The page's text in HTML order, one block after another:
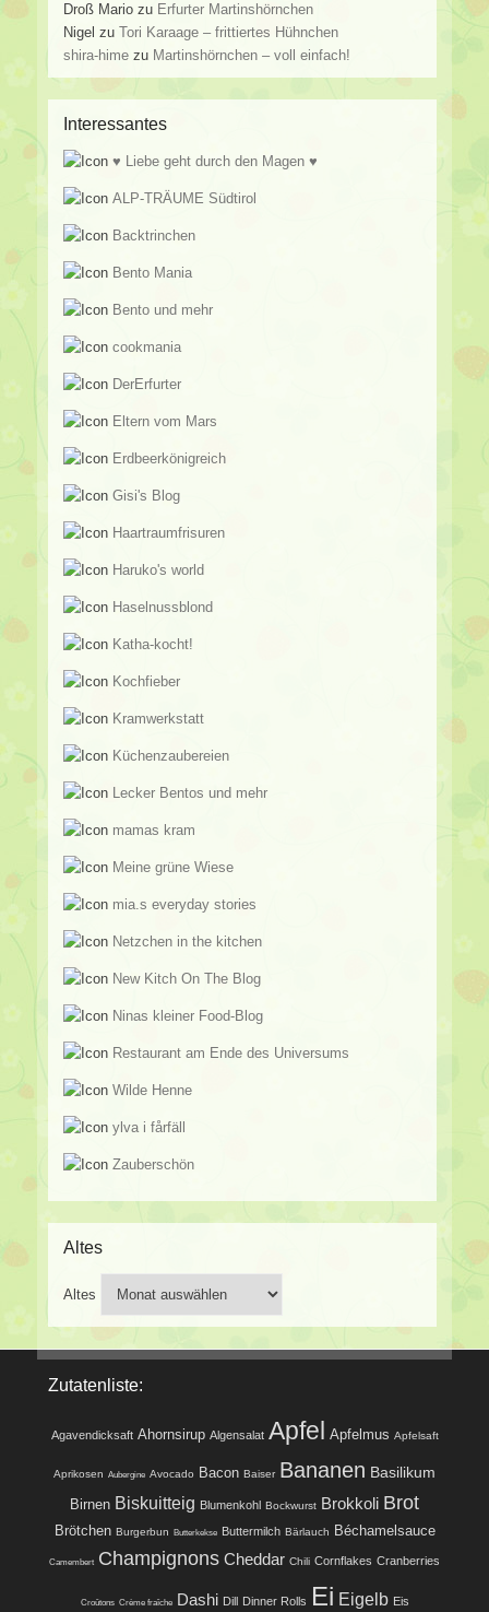
Droß Mario zu Erfurter Martinshörnchen
Nigel zuTori Karaage – frittiertes Hühnchen
shira-hime zu Martinshörnchen – voll einfach!
Interessantes
♥ Liebe geht durch den Magen ♥
ALP-TRÄUME Südtirol
Backtrinchen
Bento Mania
Bento und mehr
cookmania
DerErfurter
Eltern vom Mars
Erdbeerkönigreich
Gisi's Blog
Haartraumfrisuren
Haruko's world
Haselnussblond
Katha-kocht!
Kochfieber
Kramwerkstatt
Küchenzaubereien
Lecker Bentos und mehr
mamas kram
Meine grüne Wiese
mia.s everyday stories
Netzchen in the kitchen
New Kitch On The Blog
Ninas kleiner Food-Blog
Restaurant am Ende des Universums
Wilde Henne
ylva i fårfäll
Zauberschön
Altes
Altes
Zutatenliste:
Agavendicksaft Ahornsirup Algensalat Apfel Apfelmus Apfelsaft
Aprikosen Aubergine Avocado Bacon Baiser Bananen Basilikum
Birnen Biskuitteig Blumenkohl Bockwurst Brokkoli Brot
Brötchen Burgerbun Butterkekse Buttermilch Bärlauch Béchamelsauce
Camembert Champignons Cheddar Chili Cornflakes Cranberries
Croûtons Crème fraîche Dashi Dill Dinner Rolls Ei Eigelb Eis